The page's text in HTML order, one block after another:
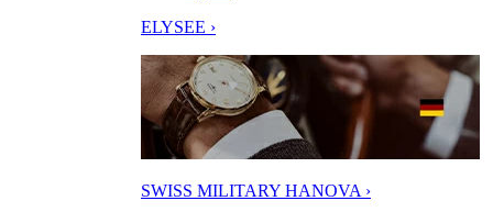
ELYSEE ›
SWISS MILITARY HANOVA ›